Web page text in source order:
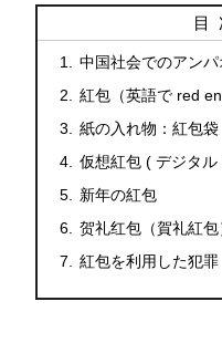
目
中国社会でのアン
紅包（英語で red
紙の入れ物：紅包袋
仮想紅包 ( デジタル
新年の紅包
贺礼红包（賀礼紅包
紅包を利用した犯罪